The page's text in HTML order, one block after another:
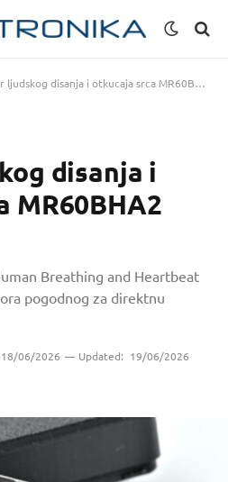
disanja i otkucaja srca MR60BHA2 recenzija
disanja i
MR60BHA2
Breathing and Heartbeat
pogodnog za direktnu
18/06/2026 Updated: 19/06/2026